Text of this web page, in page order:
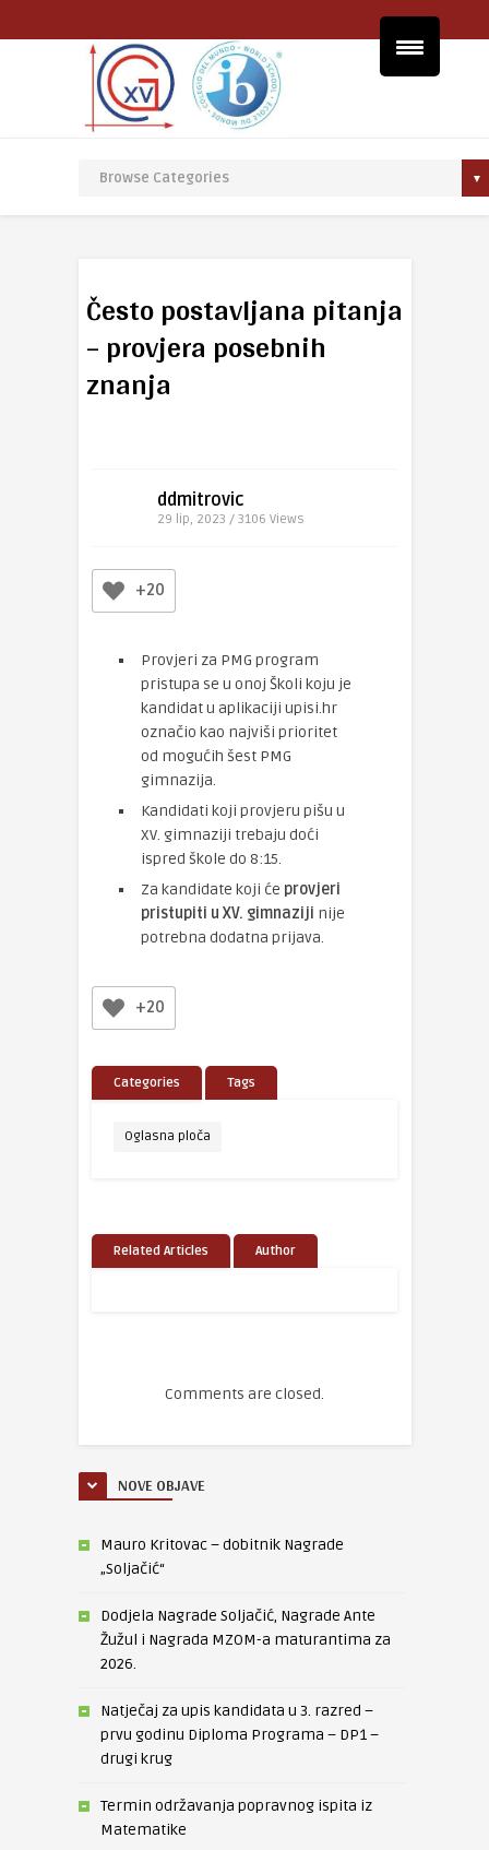
Često postavljana pitanja
– provjera posebnih
znanja
ddmitrovic
29 lip, 2023 / 3106 Views
+20
Provjeri za PMG program
pristupa se u onoj Školi koju je
kandidat u aplikaciji upisi.hr
označio kao najviši prioritet
od mogućih šest PMG
gimnazija.
Kandidati koji provjeru pišu u
XV. gimnaziji trebaju doći
ispred škole do 8:15.
Za kandidate koji će provjeri
pristupiti u XV. gimnaziji nije
potrebna dodatna prijava.
+20
Categories Tags
Oglasna ploča
Related Articles Author
Comments are closed.
NOVE OBJAVE
Mauro Kritovac – dobitnik Nagrade
„Soljačić“
Dodjela Nagrade Soljačić, Nagrade Ante
Žužul i Nagrada MZOM-a maturantima za
2026.
Natječaj za upis kandidata u 3. razred –
prvu godinu Diploma Programa – DP1 –
drugi krug
Termin održavanja popravnog ispita iz
Matematike